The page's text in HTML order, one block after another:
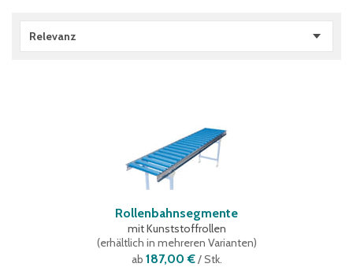
Relevanz
Rollenbahnsegmente
mit Kunststoffrollen
(erhältlich in mehreren Varianten)
ab 187,00 €/ Stk.